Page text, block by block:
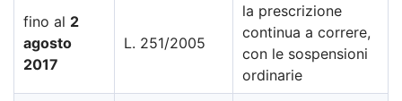
fino al 2
agosto
2017
L. 251/2005
la prescrizione
continua a correre,
con le sospensioni
ordinarie